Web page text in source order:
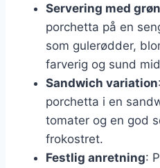
Servering med
porchetta på en
som gulerødder,
farverig og sund
Sandwich variation
porchetta i en
tomater og en god
frokostret.
Festlig anretning: